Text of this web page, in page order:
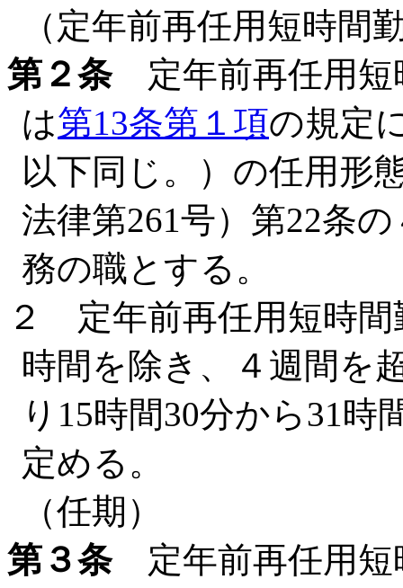
（定年前再任用短時間
第２条定年前再任用短
は第13条第１項の規定
以下同じ。）の任用形
法律第261号）第22条
務の職とする。
２ 定年前再任用短時間
時間を除き、４週間を
り15時間30分から31
定める。
（任期）
第３条定年前再任用短